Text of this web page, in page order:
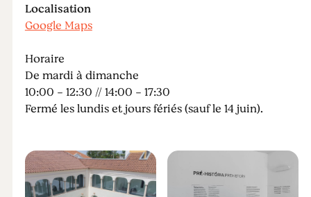
Localisation
Google Maps
Horaire
De mardi à dimanche
10:00 - 12:30 // 14:00 - 17:30
Fermé les lundis et jours fériés (sauf le 14 juin).